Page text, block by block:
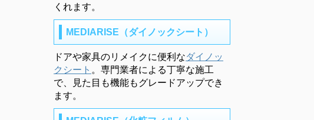
くれます。
MEDIARISE（ダイノックシート）
ドアや家具のリメイクに便利なダイノッ
クシート 。専門業者による丁寧な施工
で、見た目も機能もグレードアップでき
ます。